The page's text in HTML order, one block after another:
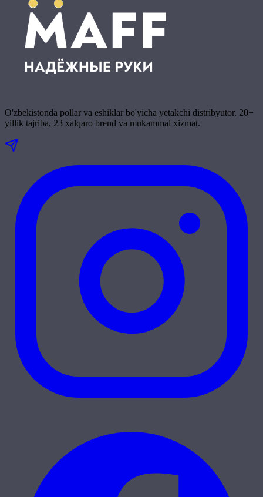
O'zbekistonda pollar va eshiklar bo'yicha yetakchi distribyutor. 20+
yillik tajriba, 23 xalqaro brend va mukammal xizmat.